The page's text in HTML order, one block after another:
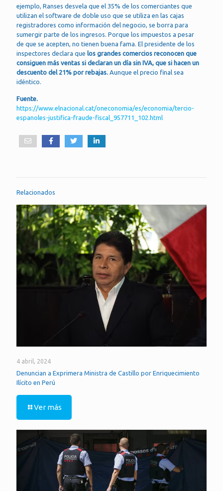
ejemplo, Ranses desvela que el 35% de los comerciantes que
utilizan el software de doble uso que se utiliza en las cajas
registradores como información del negocio, se borra para
sumergir parte de los ingresos. Porque los impuestos a pesar
de que se acepten, no tienen buena fama. El presidente de los
inspectores declara que los grandes comercios reconocen que
consiguen más ventas si declaran un día sin IVA, que si hacen un
descuento del 21% por rebajas. Aunque el precio final sea
idéntico.
Fuente.
https://www.elnacional.cat/oneconomia/es/economia/tercio-
espanoles-justifica-fraude-fiscal_957711_102.html
Relacionados
4 abril, 2024
Denuncian a Exprimera Ministra de Castillo por Enriquecimiento
Ilícito en Perú
Ver más